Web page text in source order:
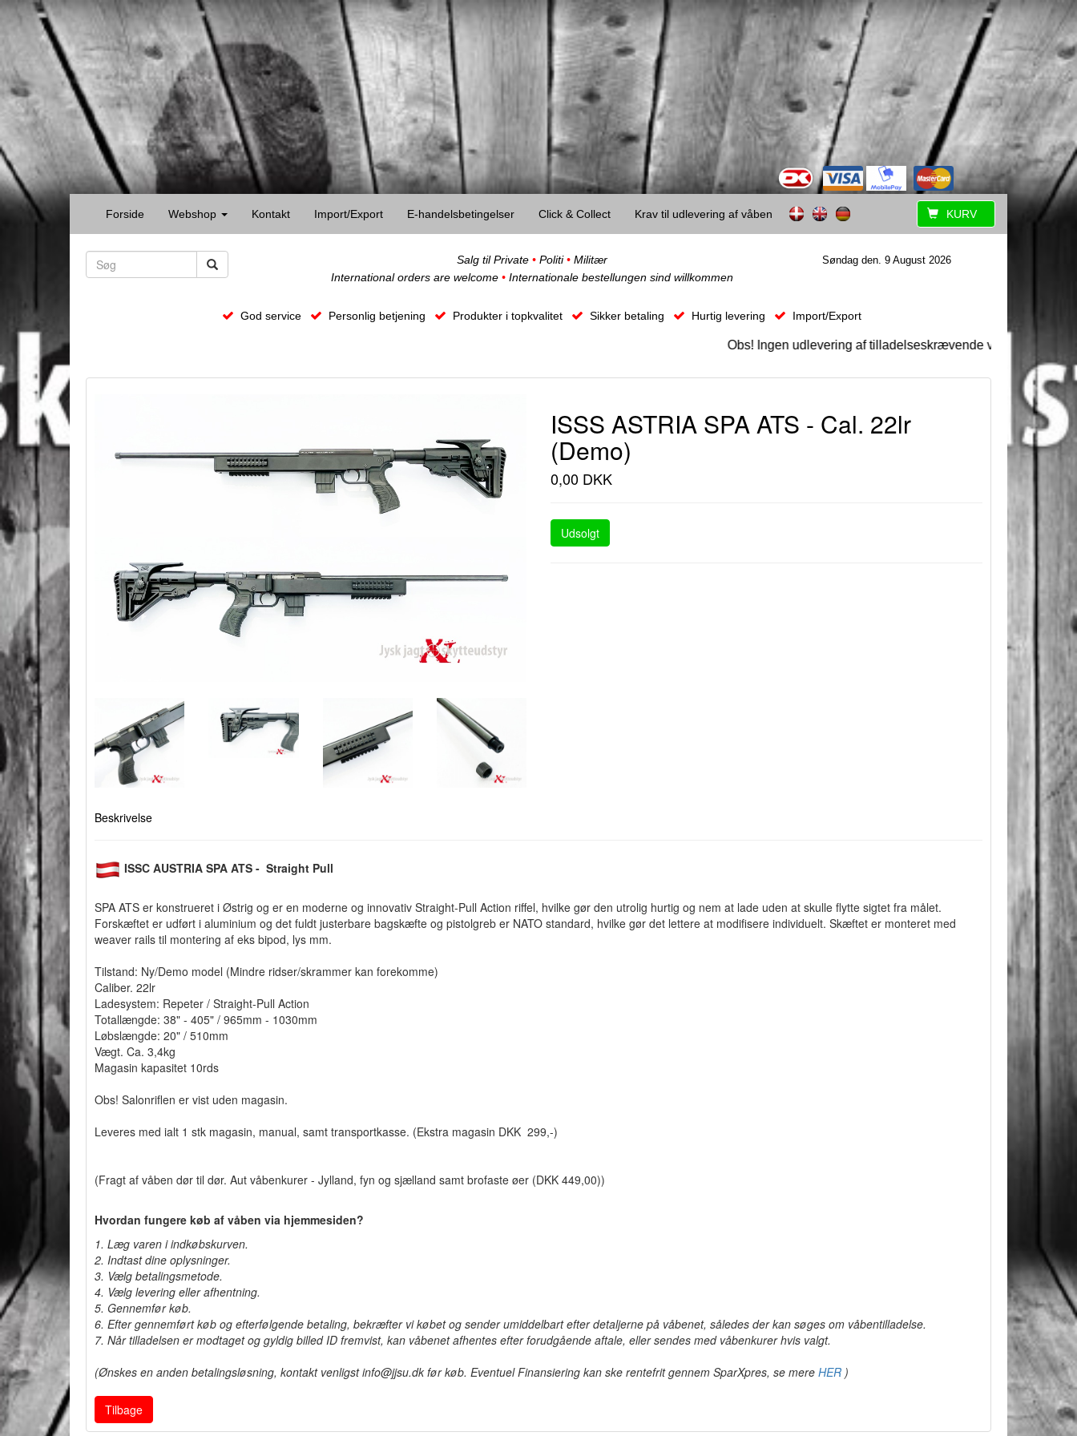
Forside Webshop Kontakt Import/Export E-handelsbetingelser Click & Collect Krav til udlevering af våben KURV
Salg til Private •Politi•Militær
International orders are welcome •Internationale bestellungen sind willkommen
Søndag den. 9 August 2026
God service Personlig betjening Produkter i topkvalitet Sikker betaling Hurtig levering Import/Export
Obs! Ingen udlevering af tilladelseskrævende våben uden
ISSS ASTRIA SPA ATS - Cal. 22lr
(Demo)
0,00 DKK
Udsolgt
Beskrivelse
ISSC AUSTRIA SPA ATS - Straight Pull
SPA ATS er konstrueret i Østrig og er en moderne og innovativ Straight-Pull Action riffel, hvilke gør den utrolig hurtig og nem at lade uden at skulle flytte sigtet fra målet.
Forskæftet er udført i aluminium og det fuldt justerbare bagskæfte og pistolgreb er NATO standard, hvilke gør det lettere at modifisere individuelt. Skæftet er monteret med
weaver rails til montering af eks bipod, lys mm.
Tilstand: Ny/Demo model (Mindre ridser/skrammer kan forekomme)
Caliber. 22lr
Ladesystem: Repeter / Straight-Pull Action
Totallængde: 38" - 405" / 965mm - 1030mm
Løbslængde: 20" / 510mm
Vægt. Ca. 3,4kg
Magasin kapasitet 10rds
Obs! Salonriflen er vist uden magasin.
Leveres med ialt 1 stk magasin, manual, samt transportkasse. (Ekstra magasin DKK 299,-)
(Fragt af våben dør til dør. Aut våbenkurer - Jylland, fyn og sjælland samt brofaste øer (DKK 449,00))
Hvordan fungere køb af våben via hjemmesiden?
1. Læg varen i indkøbskurven.
2. Indtast dine oplysninger.
3. Vælg betalingsmetode.
4. Vælg levering eller afhentning.
5. Gennemfør køb.
6. Efter gennemført køb og efterfølgende betaling, bekræfter vi købet og sender umiddelbart efter detaljerne på våbenet, således der kan søges om våbentilladelse.
7. Når tilladelsen er modtaget og gyldig billed ID fremvist, kan våbenet afhentes efter forudgående aftale, eller sendes med våbenkurer hvis valgt.
(Ønskes en anden betalingsløsning, kontakt venligst info@jjsu.dk før køb. Eventuel Finansiering kan ske rentefrit gennem SparXpres, se mere HER )
Tilbage